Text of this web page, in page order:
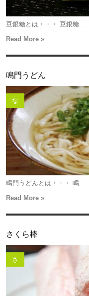
豆銀糖とは・・・ 豆銀糖...
Read More »
鳴門うどん
な
鳴門うどんとは・・・ 鳴...
Read More »
さくら棒
さ